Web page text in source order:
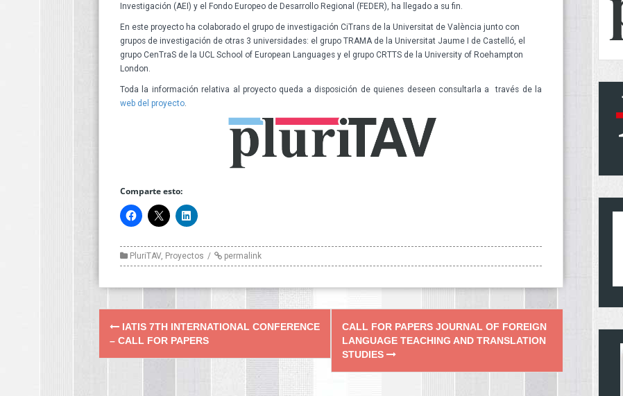
Investigación (AEI) y el Fondo Europeo de Desarrollo Regional (FEDER), ha llegado a su fin.
En este proyecto ha colaborado el grupo de investigación CiTrans de la Universitat de València junto con
grupos de investigación de otras 3 universidades: el grupo TRAMA de la Universitat Jaume I de Castelló, el
grupo CenTraS de la UCL School of European Languages y el grupo CRTTS de la University of Roehampton
London.
Toda la información relativa al proyecto queda a disposición de quienes deseen consultarla a través de la
web del proyecto.
Comparte esto:
PluriTAV, Proyectos permalink
Post
navigation
IATIS 7TH INTERNATIONAL CONFERENCE
– CALL FOR PAPERS
CALL FOR PAPERS JOURNAL OF FOREIGN
LANGUAGE TEACHING AND TRANSLATION
STUDIES